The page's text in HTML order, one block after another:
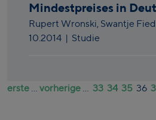
Mindestpreises in
Rupert Wronski, Swantje
10.2014 | Studie
erste ... vorherige ... 33 34 35 36